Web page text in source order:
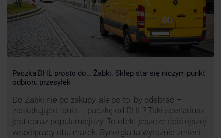
Paczka DHL prosto do… Żabki. Sklep stał się niczym punkt
odbioru przesyłek
Do Żabki nie po zakupy, ale po to, by odebrać –
zaskakująco tanio – paczkę od DHL? Taki scenariusz
jest coraz popularniejszy. To efekt jeszcze ściślejszej
współpracy obu marek. Synergia ta wyraźnie zmienia